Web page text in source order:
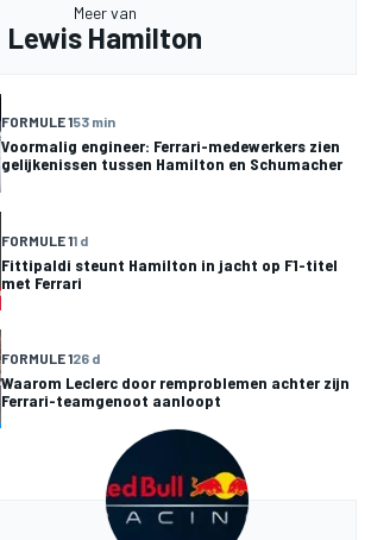
Meer van
Lewis Hamilton
FORMULE 153 min
Voormalig engineer: Ferrari-medewerkers zien
gelijkenissen tussen Hamilton en Schumacher
FORMULE 11 d
Fittipaldi steunt Hamilton in jacht op F1-titel
met Ferrari
FORMULE 126 d
Waarom Leclerc door remproblemen achter zijn
Ferrari-teamgenoot aanloopt